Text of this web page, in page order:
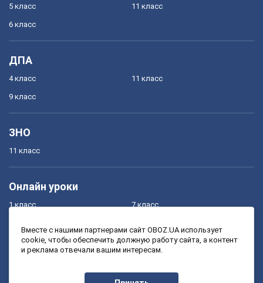
5 класс
6 класс
11 класс
ДПА
4 класс
9 класс
11 класс
ЗНО
11 класс
Онлайн уроки
1 класс
3 класс
7 класс
9 класс
Вместе с нашими партнерами сайт OBOZ.UA использует
cookie, чтобы обеспечить должную работу сайта, а контент
и реклама отвечали вашим интересам.